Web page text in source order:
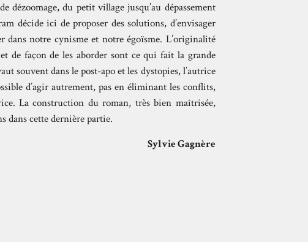
du petit village jusqu’au dépassement
décide ici de proposer des solutions, d’envisager
notre cynisme et notre égoïsme. L’originalité
de façon de les aborder sont ce qui fait la grande
souvent dans le post-apo et les dystopies, l’autrice
d’agir autrement, pas en éliminant les conflits,
La construction du roman, très bien maîtrisée,
dans cette dernière partie.
Sylvie Gagnère